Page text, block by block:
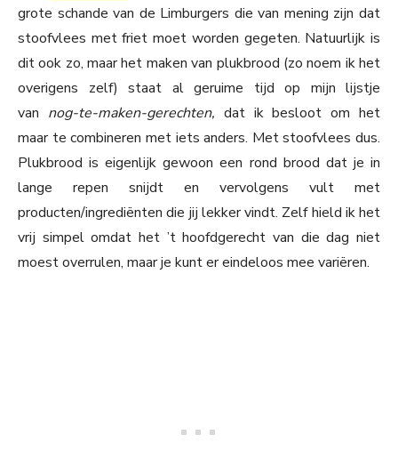
grote schande van de Limburgers die van mening zijn dat
stoofvlees met friet moet worden gegeten. Natuurlijk is
dit ook zo, maar het maken van plukbrood (zo noem ik het
overigens zelf) staat al geruime tijd op mijn lijstje
van nog-te-maken-gerechten, dat ik besloot om het
maar te combineren met iets anders. Met stoofvlees dus.
Plukbrood is eigenlijk gewoon een rond brood dat je in
lange repen snijdt en vervolgens vult met
producten/ingrediënten die jij lekker vindt. Zelf hield ik het
vrij simpel omdat het ’t hoofdgerecht van die dag niet
moest overrulen, maar je kunt er eindeloos mee variëren.